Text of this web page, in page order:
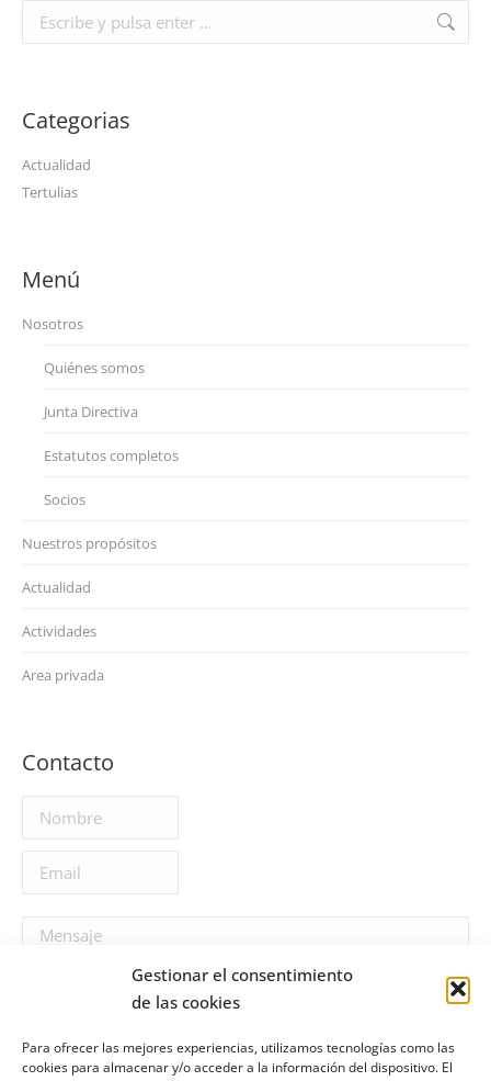
Gestionar el consentimiento
de las cookies
Para ofrecer las mejores experiencias, utilizamos tecnologías como las
cookies para almacenar y/o acceder a la información del dispositivo. El
Categorias
Actualidad
Tertulias
Menú
Nosotros
Quiénes somos
Junta Directiva
Estatutos completos
Socios
Nuestros propósitos
Actualidad
Actividades
Area privada
Contacto
He leído y acepto la